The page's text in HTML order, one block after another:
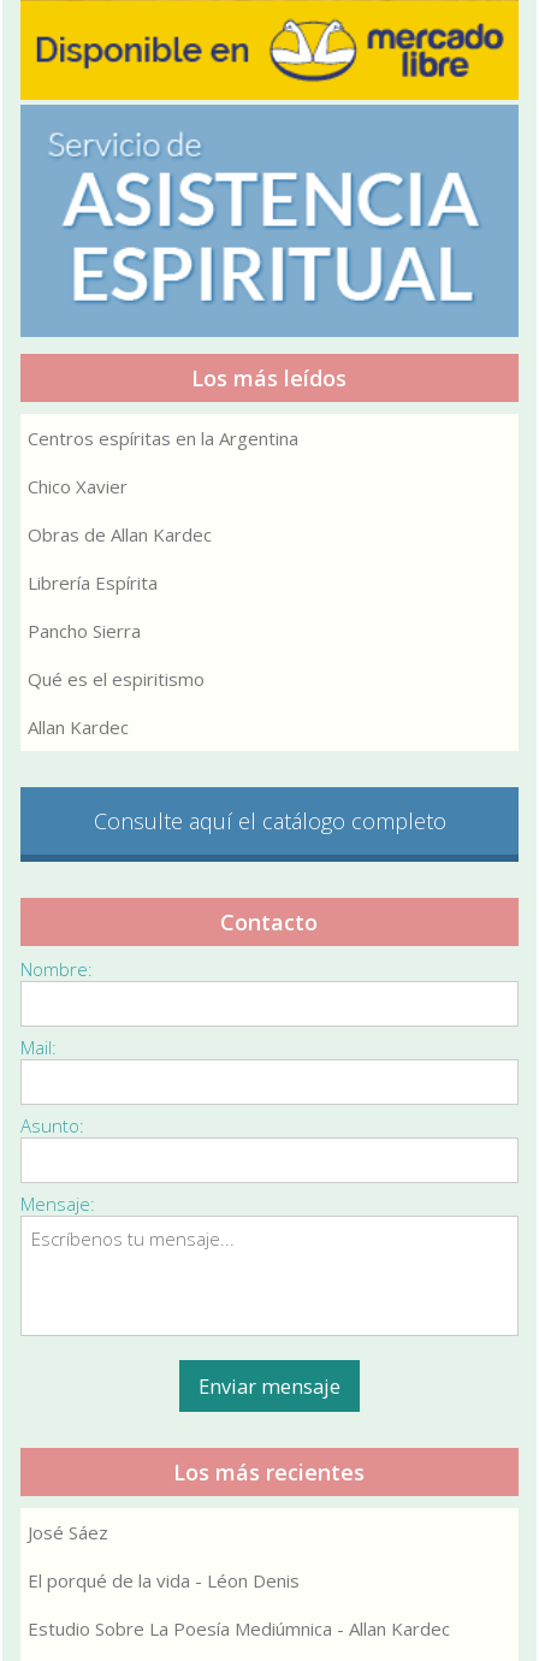
Los más leídos
Centros espíritas en la Argentina
Chico Xavier
Obras de Allan Kardec
Librería Espírita
Pancho Sierra
Qué es el espiritismo
Allan Kardec
Consulte aquí el catálogo completo
Contacto
Nombre:
Mail:
Asunto:
Mensaje:
Los más recientes
José Sáez
El porqué de la vida - Léon Denis
Estudio Sobre La Poesía Mediúmnica - Allan Kardec